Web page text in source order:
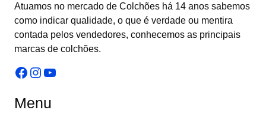
Atuamos no mercado de Colchões há 14 anos sabemos
como indicar qualidade, o que é verdade ou mentira
contada pelos vendedores, conhecemos as principais
marcas de colchões.
Facebook
Instagram
Youtube
Menu